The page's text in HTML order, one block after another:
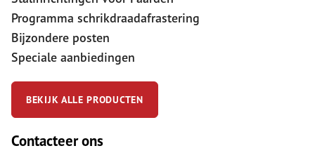
Programma schrikdraadafrastering
Bijzondere posten
Speciale aanbiedingen
BEKIJK ALLE PRODUCTEN
Contacteer ons